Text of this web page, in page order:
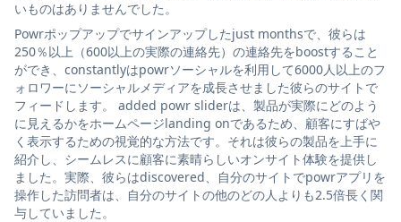
いものはありませんでした。
Powrポップアップでサインアップしたjust monthsで、彼らは
250％以上（600以上の実際の連絡先）の連絡先をboostすること
ができ、constantlyはpowrソーシャルを利用して6000人以上のフ
ォロワーにソーシャルメディアを成長させました彼らのサイトで
フィードします。 added powr sliderは、製品が実際にどのよう
に見えるかをホームページlanding onであるため、顧客にすばや
く表示するための視覚的な方法です。それは彼らの製品を上手に
紹介し、シームレスに顧客に素晴らしいオンサイト体験を提供し
ました。実際、彼らはdiscovered、自分のサイトでpowrアプリを
操作した訪問者は、自分のサイトの他のどの人よりも2.5倍長く関
与していました。